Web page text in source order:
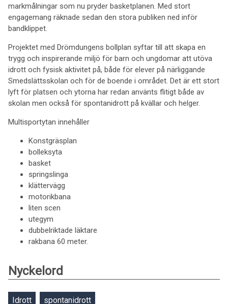
markmålningar som nu pryder basketplanen. Med stort
engagemang räknade sedan den stora publiken ned inför
bandklippet.
Projektet med Drömdungens bollplan syftar till att skapa en
trygg och inspirerande miljö för barn och ungdomar att utöva
idrott och fysisk aktivitet på, både för elever på närliggande
Smedslättsskolan och för de boende i området. Det är ett stort
lyft för platsen och ytorna har redan använts flitigt både av
skolan men också för spontanidrott på kvällar och helger.
Multisportytan innehåller
Konstgräsplan
bolleksyta
basket
springslinga
klättervägg
motorikbana
liten scen
utegym
dubbelriktade läktare
rakbana 60 meter.
Nyckelord
Idrott spontanidrott